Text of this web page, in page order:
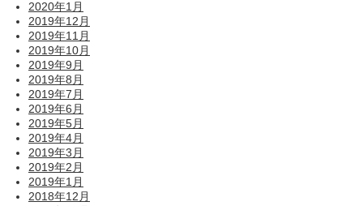
2020年1月
2019年12月
2019年11月
2019年10月
2019年9月
2019年8月
2019年7月
2019年6月
2019年5月
2019年4月
2019年3月
2019年2月
2019年1月
2018年12月